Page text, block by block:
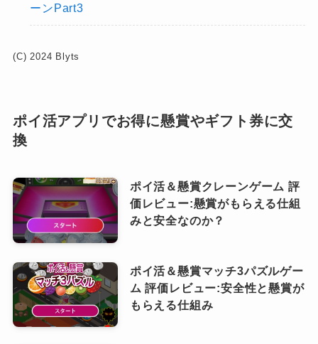
ーンPart3
(C) 2024 Blyts
ポイ活アプリでお得に懸賞やギフト券に交
換
ポイ活＆懸賞クレーンゲーム 評
価レビュー:懸賞がもらえる仕組
みと安全なのか？
ポイ活＆懸賞マッチ3パズルゲー
ム 評価レビュー:安全性と懸賞が
もらえる仕組み